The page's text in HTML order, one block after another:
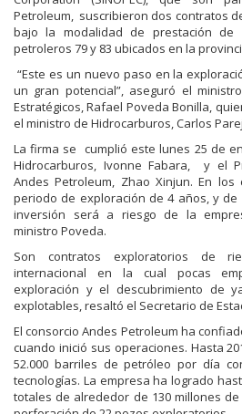
Petroleum, suscribieron dos contratos
bajo la modalidad de prestación de
petroleros 79 y 83 ubicados en la
“Este es un nuevo paso en la
un gran potencial”, aseguró el
Estratégicos, Rafael Poveda Bonilla,
el ministro de Hidrocarburos, Carlos
La firma se cumplió este lunes 25 de
Hidrocarburos, Ivonne Fabara, y el
Andes Petroleum, Zhao Xinjun. En
periodo de exploración de 4 años, y de
inversión será a riesgo de la
ministro Poveda.
Son contratos exploratorios de
internacional en la cual pocas
exploración y el descubrimiento de
explotables, resaltó el Secretario de
El consorcio Andes Petroleum ha
cuando inició sus operaciones. Hasta
52.000 barriles de petróleo por día
tecnologías. La empresa ha logrado
totales de alrededor de 130 millones